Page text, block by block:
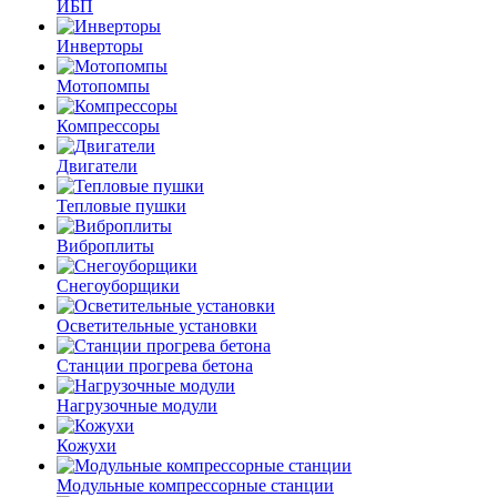
ИБП
Инверторы
Мотопомпы
Компрессоры
Двигатели
Тепловые пушки
Виброплиты
Снегоуборщики
Осветительные установки
Станции прогрева бетона
Нагрузочные модули
Кожухи
Модульные компрессорные станции